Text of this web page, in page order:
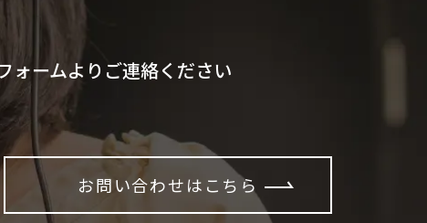
ォームよりご連絡ください
お問い合わせはこちら